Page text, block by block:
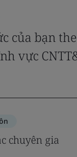
của bạn
vực
chuyên gia